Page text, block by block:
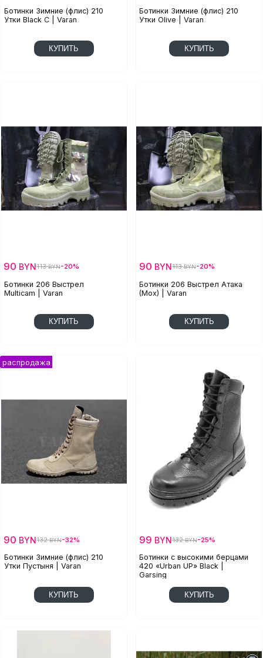
Ботинки Зимние (флис) 210
Утки Black C | Varan
КУПИТЬ
Ботинки Зимние (флис) 210
Утки Olive | Varan
КУПИТЬ
Ботинки 206 Выстрел
Multiсam | Varan
90 BYN113BYN-20%
КУПИТЬ
Ботинки 206 Выстрел Атака
(Мох) | Varan
90 BYN113BYN-20%
КУПИТЬ
Ботинки Зимние (флис) 210
Утки Пустыня | Varan
90 BYN132BYN-32%
КУПИТЬ
Ботинки с высокими берцами
420 «Urban UP» Black |
Garsing
99 BYN132BYN-25%
КУПИТЬ